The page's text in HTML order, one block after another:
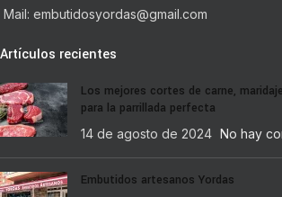
Mail: embutidosyordas@gmail.com
Artículos recientes
Los mejores cortes de carne,
para la parrillada perfecta
14 de agosto de 2024 No hay
Embutidos artesanos Yordas